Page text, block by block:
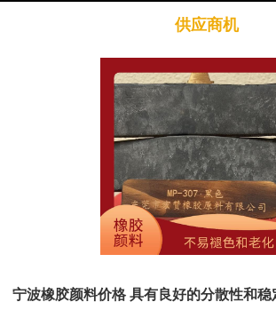
供应商机
宁波橡胶颜料价格 具有良好的分散性和稳